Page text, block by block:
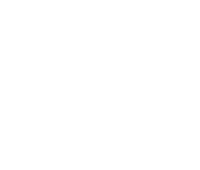
using the skip links.